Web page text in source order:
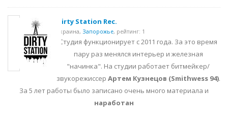
Dirty Station Rec.
Украина, Запорожье, рейтинг: 1
Студия функционирует с 2011 года. За это время
пару раз менялся интерьер и железная
"начинка". На студии работает битмейкер/
звукорежиссер Артем Кузнецов (Smithwess 94).
За 5 лет работы было записано очень много материала и
наработан